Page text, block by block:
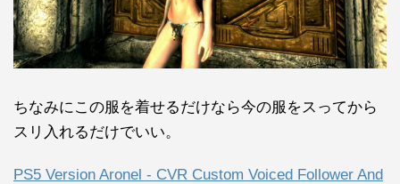
ちなみにこの服を着せるだけなら今の服をスってから
スリ入れるだけでいい。
PS5 Version Aronel - CVR Custom Voiced Follower And